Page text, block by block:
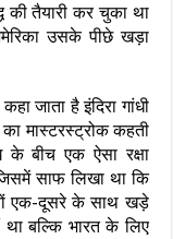
की तैयारी कर चुका था
उसके पीछे खड़ा
जाता है इंदिरा गांधी
मास्टरस्ट्रोक कहती
बीच एक ऐसा रक्षा
साफ लिखा था कि
एक-दूसरे के साथ खड़े
बल्कि भारत के लिए